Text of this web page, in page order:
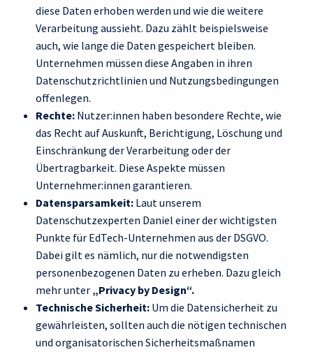
diese Daten erhoben werden und wie die weitere
Verarbeitung aussieht. Dazu zählt beispielsweise
auch, wie lange die Daten gespeichert bleiben.
Unternehmen müssen diese Angaben in ihren
Datenschutzrichtlinien und Nutzungsbedingungen
offenlegen.
Rechte: Nutzer:innen haben besondere Rechte, wie
das Recht auf Auskunft, Berichtigung, Löschung und
Einschränkung der Verarbeitung oder der
Übertragbarkeit. Diese Aspekte müssen
Unternehmer:innen garantieren.
Datensparsamkeit: Laut unserem
Datenschutzexperten Daniel einer der wichtigsten
Punkte für EdTech-Unternehmen aus der DSGVO.
Dabei gilt es nämlich, nur die notwendigsten
personenbezogenen Daten zu erheben. Dazu gleich
mehr unter „Privacy by Design“.
Technische Sicherheit: Um die Datensicherheit zu
gewährleisten, sollten auch die nötigen technischen
und organisatorischen Sicherheitsmaßnamen